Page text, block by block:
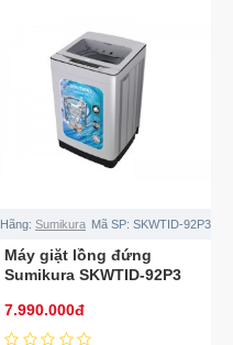
Hãng: Sumikura Mã SP: SKWTID-92P3
Máy giặt lồng đứng
Sumikura SKWTID-92P3
7.990.000đ